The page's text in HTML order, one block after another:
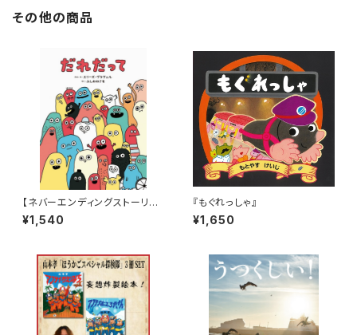
その他の商品
【ネバーエンディングストーリー
のような永遠に続く！】『だれだっ
て』
¥1,540
『もぐれっしゃ』
¥1,650